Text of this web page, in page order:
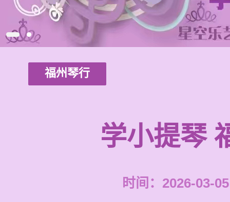
福州琴行
学小提琴
时间：2026-03-